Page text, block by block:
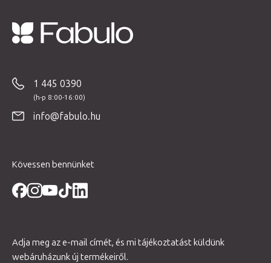
1 445 0390
info@fabulo.hu
Kövessen bennünket
Adja meg az e-mail címét, és mi tájékoztatást küldünk
webáruházunk új termékeiről.